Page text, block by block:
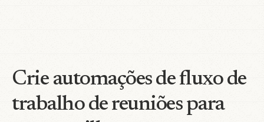
Crie automações de fluxo de
trabalho de reuniões para